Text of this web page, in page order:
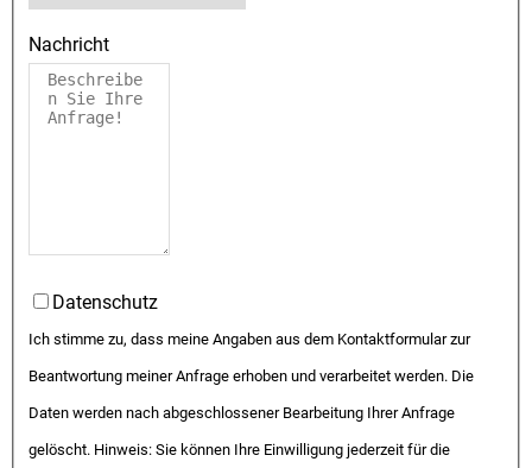
Nachricht
Datenschutz
Ich stimme zu, dass meine Angaben aus dem Kontaktformular zur
Beantwortung meiner Anfrage erhoben und verarbeitet werden. Die
Daten werden nach abgeschlossener Bearbeitung Ihrer Anfrage
gelöscht. Hinweis: Sie können Ihre Einwilligung jederzeit für die